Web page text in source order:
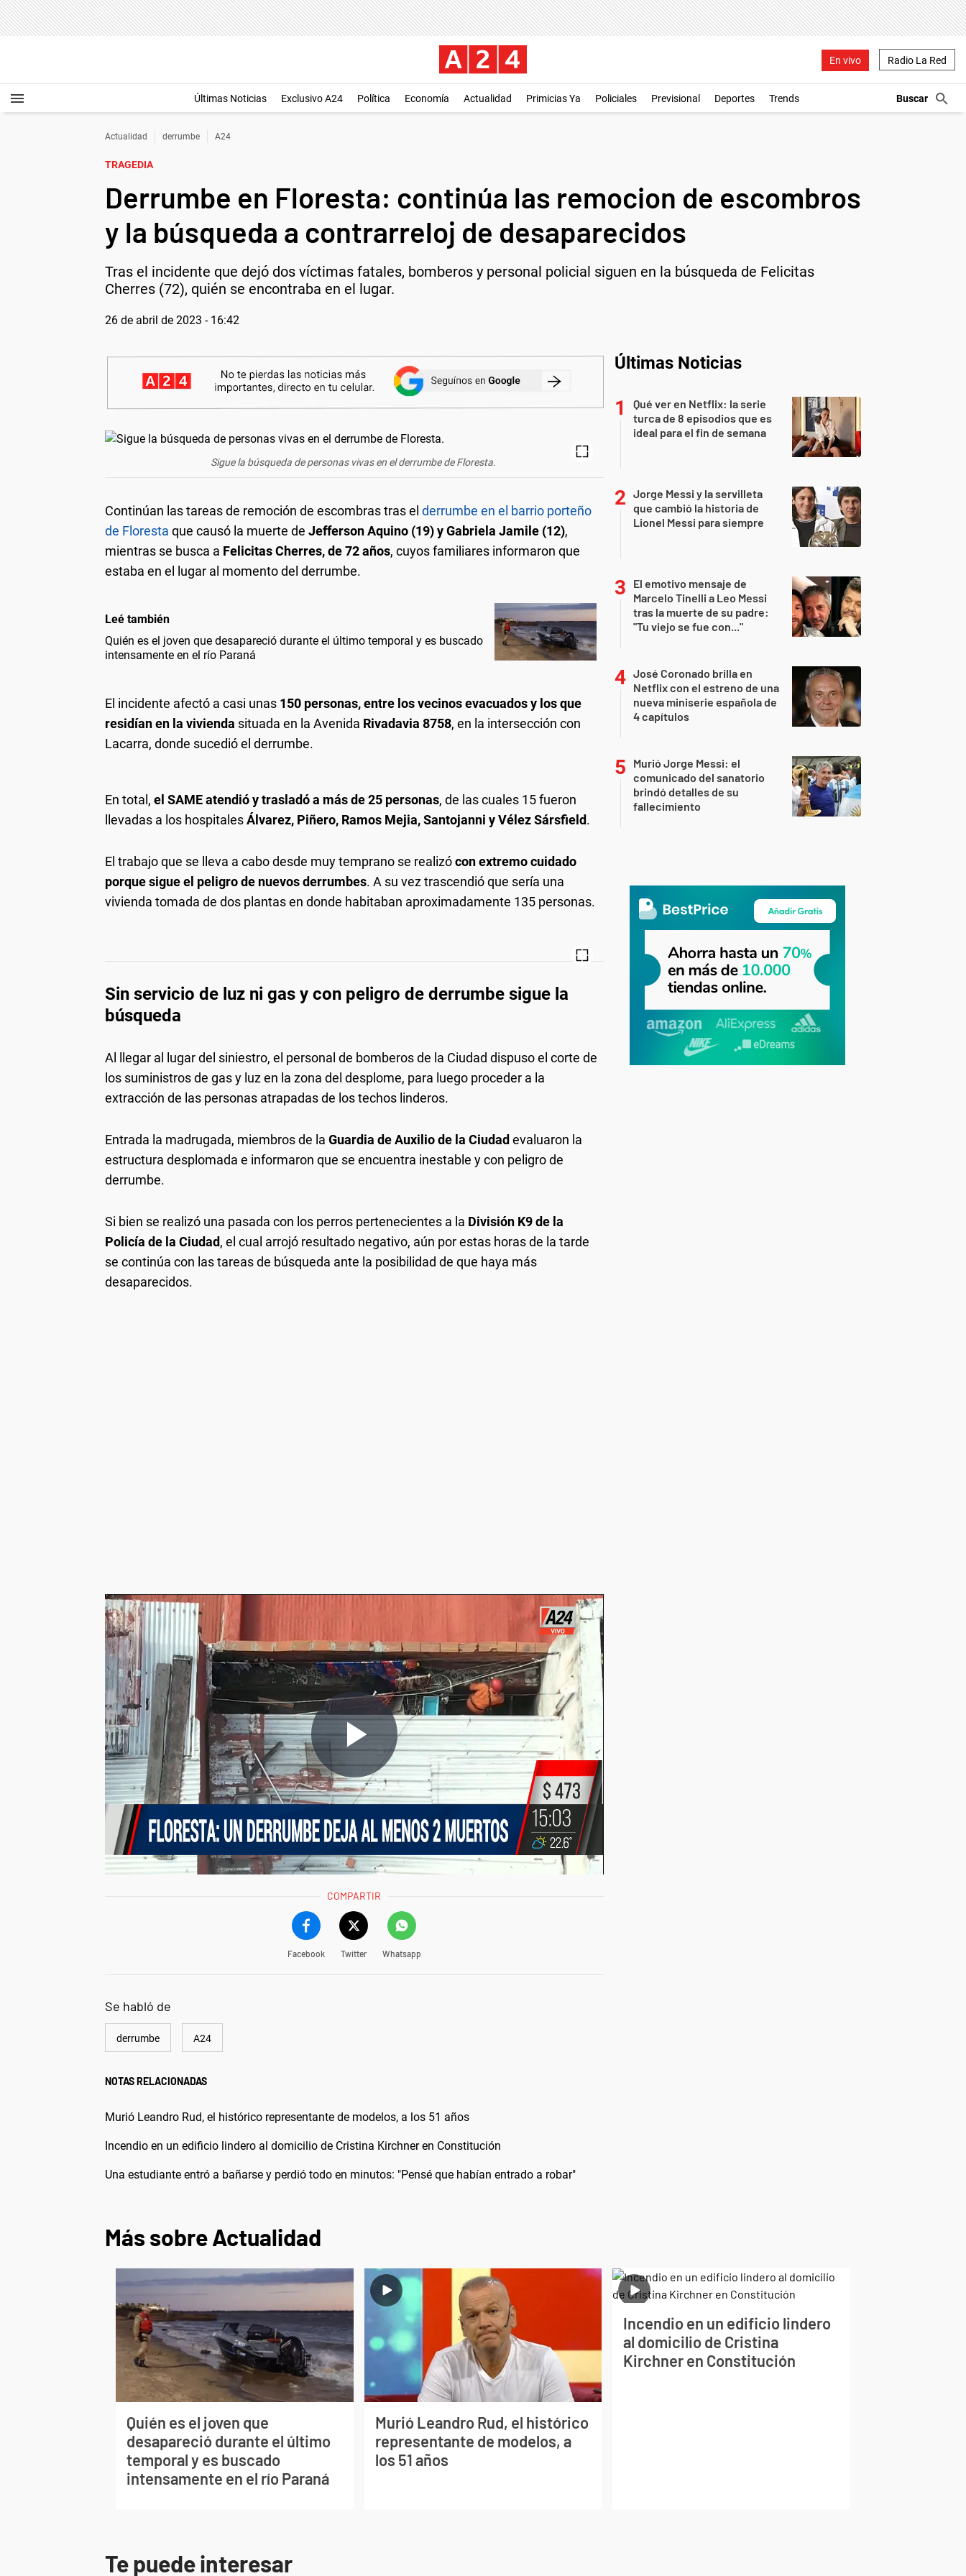
En vivo Radio La Red
Últimas Noticias Exclusivo A24 Política Economía Actualidad Primicias Ya Policiales Previsional Deportes Trends
Actualidad derrumbe A24
TRAGEDIA
Derrumbe en Floresta: continúa las remocion de escombros
y la búsqueda a contrarreloj de desaparecidos
Tras el incidente que dejó dos víctimas fatales, bomberos y personal policial siguen en la búsqueda de Felicitas
Cherres (72), quién se encontraba en el lugar.
26 de abril de 2023 - 16:42
Sigue la búsqueda de personas vivas en el derrumbe de Floresta.
Continúan las tareas de remoción de escombras tras el derrumbe en el barrio porteño
de Floresta que causó la muerte de Jefferson Aquino (19) y Gabriela Jamile (12),
mientras se busca a Felicitas Cherres, de 72 años, cuyos familiares informaron que
estaba en el lugar al momento del derrumbe.
Leé también
Quién es el joven que desapareció durante el último temporal y es buscado
intensamente en el río Paraná
El incidente afectó a casi unas 150 personas, entre los vecinos evacuados y los que
residían en la vivienda situada en la Avenida Rivadavia 8758, en la intersección con
Lacarra, donde sucedió el derrumbe.
En total, el SAME atendió y trasladó a más de 25 personas, de las cuales 15 fueron
llevadas a los hospitalesÁlvarez, Piñero, Ramos Mejia, Santojanni y Vélez Sársfield.
El trabajo que se lleva a cabo desde muy temprano se realizócon extremo cuidado
porque sigue el peligro de nuevos derrumbes. A su vez trascendió que sería una
vivienda tomada de dos plantas en donde habitaban aproximadamente 135 personas.
Sin servicio de luz ni gas y con peligro de derrumbe sigue la
búsqueda
Al llegar al lugar del siniestro, el personal de bomberos de la Ciudad dispuso el corte de
los suministros de gas y luz en la zona del desplome, para luego proceder a la
extracción de las personas atrapadas de los techos linderos.
Entrada la madrugada, miembros de la Guardia de Auxilio de la Ciudadevaluaron la
estructura desplomada e informaron que se encuentra inestable y con peligro de
derrumbe.
Si bien se realizó una pasada con los perros pertenecientes a la División K9 de la
Policía de la Ciudad, el cual arrojó resultado negativo, aún por estas horas de la tarde
se continúa con las tareas de búsqueda ante la posibilidad de que haya más
desaparecidos.
COMPARTIR
Facebook Twitter Whatsapp
Se habló de
derrumbe A24
NOTAS RELACIONADAS
Murió Leandro Rud, el histórico representante de modelos, a los 51 años
Incendio en un edificio lindero al domicilio de Cristina Kirchner en Constitución
Una estudiante entró a bañarse y perdió todo en minutos: "Pensé que habían entrado a robar"
Últimas Noticias
Qué ver en Netflix: la serie
turca de 8 episodios que es
ideal para el fin de semana
Jorge Messi y la servilleta
que cambió la historia de
Lionel Messi para siempre
El emotivo mensaje de
Marcelo Tinelli a Leo Messi
tras la muerte de su padre:
"Tu viejo se fue con..."
José Coronado brilla en
Netflix con el estreno de una
nueva miniserie española de
4 capítulos
Murió Jorge Messi: el
comunicado del sanatorio
brindó detalles de su
fallecimiento
Más sobre Actualidad
Quién es el joven que
desapareció durante el último
temporal y es buscado
intensamente en el río Paraná
Murió Leandro Rud, el histórico
representante de modelos, a
los 51 años
Incendio en un edificio lindero
al domicilio de Cristina
Kirchner en Constitución
Te puede interesar